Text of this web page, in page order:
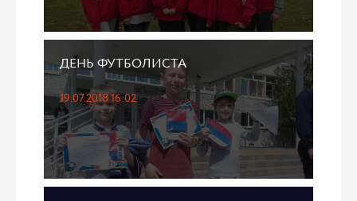
ДЕНЬ ФУТБОЛИСТА
19.07.2018 16:02